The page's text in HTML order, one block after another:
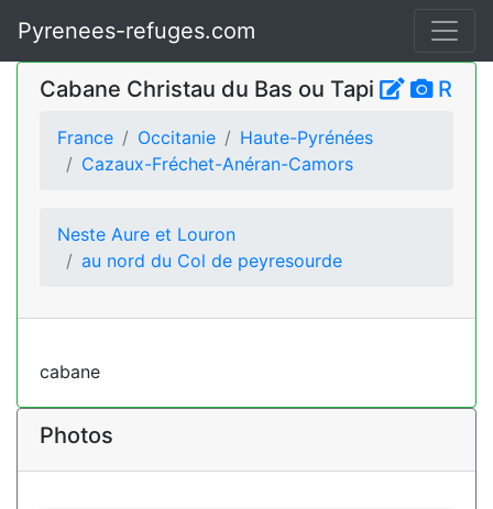
Pyrenees-refuges.com
Cabane Christau du Bas ou Tapi R
France Occitanie
Haute-Pyrénées
Cazaux-Fréchet-Anéran-Camors
Neste Aure et Louron
au nord du Col de peyresourde
cabane
Photos